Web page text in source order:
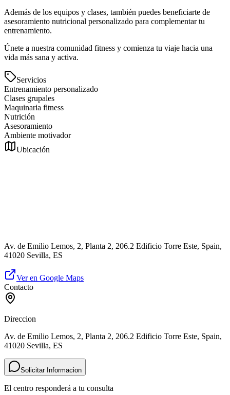
Además de los equipos y clases, también puedes beneficiarte de
asesoramiento nutricional personalizado para complementar tu
entrenamiento.
Únete a nuestra comunidad fitness y comienza tu viaje hacia una
vida más sana y activa.
Servicios
Entrenamiento personalizado
Clases grupales
Maquinaria fitness
Nutrición
Asesoramiento
Ambiente motivador
Ubicación
Av. de Emilio Lemos, 2, Planta 2, 206.2 Edificio Torre Este, Spain,
41020 Sevilla, ES
Ver en Google Maps
Contacto
Direccion
Av. de Emilio Lemos, 2, Planta 2, 206.2 Edificio Torre Este, Spain,
41020 Sevilla, ES
Solicitar Informacion
El centro responderá a tu consulta